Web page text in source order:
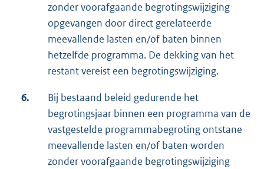
zonder voorafgaande begrotingswijziging
opgevangen door direct gerelateerde
meevallende lasten en/of baten binnen
hetzelfde programma. De dekking van het
restant vereist een begrotingswijziging.
6.
Bij bestaand beleid gedurende het
begrotingsjaar binnen een programma van de
vastgestelde programmabegroting ontstane
meevallende lasten en/of baten worden
zonder voorafgaande begrotingswijziging